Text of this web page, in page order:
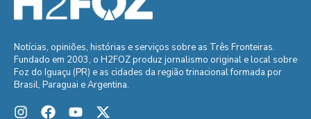
Notícias, opiniões, histórias e serviços sobre as Três Fronteiras.
Fundado em 2003, o H2FOZ produz jornalismo original e local sobre
Foz do Iguaçu (PR) e as cidades da região trinacional formada por
Brasil, Paraguai e Argentina.